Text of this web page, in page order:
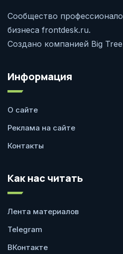
Сообщество
бизнеса frontdesk.ru.
Создано компанией Big
Информация
О сайте
Реклама на сайте
Контакты
Как нас читать
Лента материалов
Telegram
ВКонтакте